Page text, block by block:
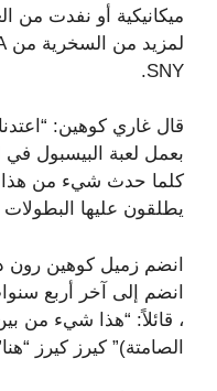
ميكانيكية أو نفدت من
SNY.
قال غاري كوهين:
بعمل لعبة البيسبول في
كلما حدث شيء من هذا
يطلقون عليها
انضم زميل كوهين رون
انضم إلى آخر أربع
، قائلاً: “هذا شيء من
الصامتة)” كيرز كيرز